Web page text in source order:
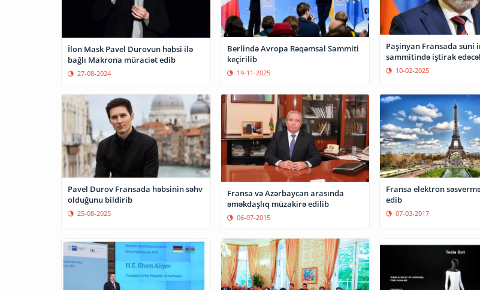
İlon Mask Pavel Durovun həbsi ilə
bağlı Makrona müraciət edib
27-08-2024
Berlində Avropa Rəqəmsal Sammiti
keçirilib
19-11-2025
Paşinyan Fransada süni
sammitində iştirak
10-02-2025
Pavel Durov Fransada həbsinin səhv
olduğunu bildirib
25-08-2025
Fransa və Azərbaycan arasında
əməkdaşlıq müzakirə edilib
06-07-2015
Fransa elektron
edib
07-03-2017